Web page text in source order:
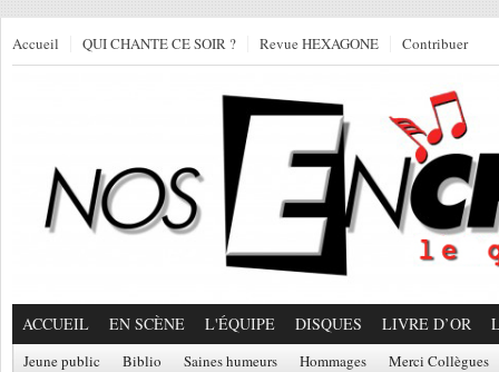
Accueil QUI CHANTE CE SOIR ? Revue HEXAGONE Contribuer
ACCUEIL EN SCÈNE L'ÉQUIPE DISQUES LIVRE D’OR
Jeune public Biblio Saines humeurs Hommages Merci Collègues